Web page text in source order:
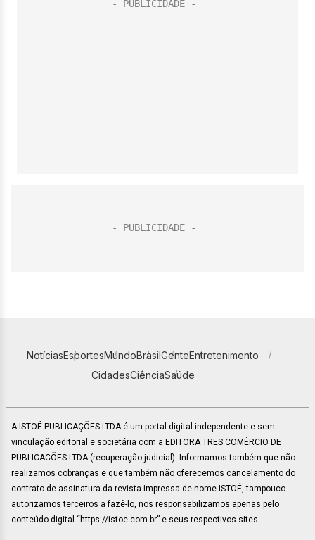
NotíciasEsportesMundoBrasilGenteEntretenimento
CidadesCiênciaSaúde
A ISTOÉ PUBLICAÇÕES LTDA é um portal digital independente e sem
vinculação editorial e societária com a EDITORA TRES COMÉRCIO DE
PUBLICACÕES LTDA (recuperação judicial). Informamos também que não
realizamos cobranças e que também não oferecemos cancelamento do
contrato de assinatura da revista impressa de nome ISTOÉ, tampouco
autorizamos terceiros a fazê-lo, nos responsabilizamos apenas pelo
conteúdo digital “https://istoe.com.br” e seus respectivos sites.